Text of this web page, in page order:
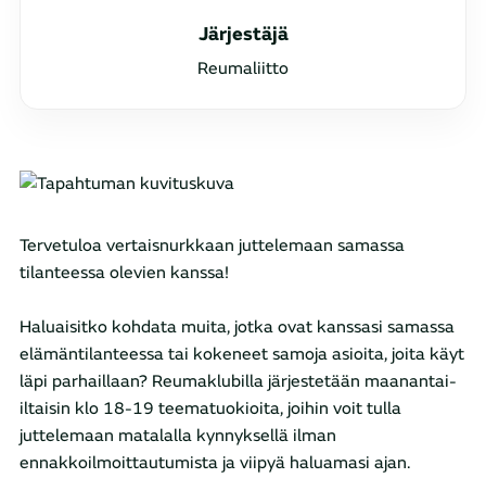
Järjestäjä
Reumaliitto
Tervetuloa vertaisnurkkaan juttelemaan samassa
tilanteessa olevien kanssa!
Haluaisitko kohdata muita, jotka ovat kanssasi samassa
elämäntilanteessa tai kokeneet samoja asioita, joita käyt
läpi parhaillaan? Reumaklubilla järjestetään maanantai-
iltaisin klo 18-19 teematuokioita, joihin voit tulla
juttelemaan matalalla kynnyksellä ilman
ennakkoilmoittautumista ja viipyä haluamasi ajan.